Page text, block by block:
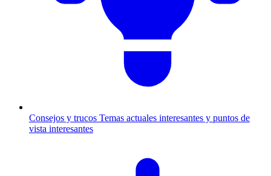
Consejos y trucos Temas actuales interesantes y puntos de
vista interesantes